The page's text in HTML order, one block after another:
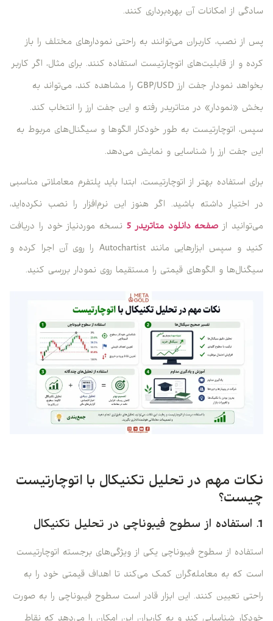
سادگی از امکانات آن بهره‌برداری کنند.
پس از نصب، کاربران می‌توانند به راحتی نمودارهای مختلف را باز
کرده و از قابلیت‌های اتوچارتیست استفاده کنند. برای مثال، اگر کاربر
بخواهد نمودار جفت ارز GBP/USD را مشاهده کند، می‌تواند به
بخش «نمودار» در متاتریدر رفته و این جفت ارز را انتخاب کند.
سپس، اتوچارتیست به طور خودکار الگوها و سیگنال‌های مربوط به
این جفت ارز را شناسایی و نمایش می‌دهد.
برای استفاده بهتر از اتوچارتیست، ابتدا باید پلتفرم معاملاتی مناسبی
در اختیار داشته باشید. اگر هنوز این نرم‌افزار را نصب نکرده‌اید،
می‌توانید از صفحه دانلود متاتریدر 5
نسخه موردنیاز خود را دریافت
کنید و سپس ابزارهایی مانند Autochartist را روی آن اجرا کرده و
سیگنال‌ها و الگوهای قیمتی را مستقیما روی نمودار بررسی کنید.
نکات مهم در تحلیل تکنیکال با اتوچارتیست
چیست؟
1. استفاده از سطوح فیبوناچی در تحلیل تکنیکال
استفاده از سطوح فیبوناچی یکی از ویژگی‌های برجسته اتوچارتیست
است که به معامله‌گران کمک می‌کند تا اهداف قیمتی خود را به
راحتی تعیین کنند. این ابزار قادر است سطوح فیبوناچی را به صورت